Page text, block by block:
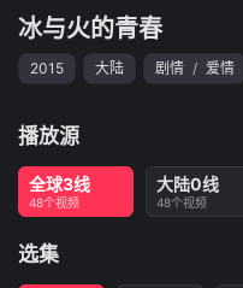
冰与火的青春
2015 大陆 剧情 / 爱情
播放源
全球3线
48个视频
大陆0线
48个视频
选集